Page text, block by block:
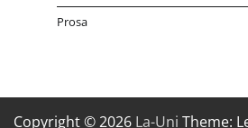
Prosa
Copyright © 2026 La-Uni Theme: